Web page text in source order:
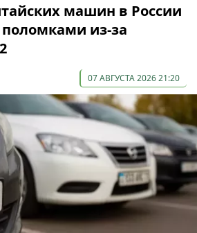
машин в России
поломками из-за
07 АВГУСТА 2026 21:20